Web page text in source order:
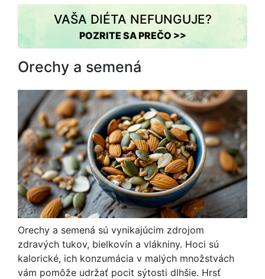
VAŠA DIÉTA NEFUNGUJE?
POZRITE SA PREČO >>
Orechy a semená
Orechy a semená sú vynikajúcim zdrojom
zdravých tukov, bielkovín a vlákniny. Hoci sú
kalorické, ich konzumácia v malých množstvách
vám pomôže udržať pocit sýtosti dlhšie. Hrsť